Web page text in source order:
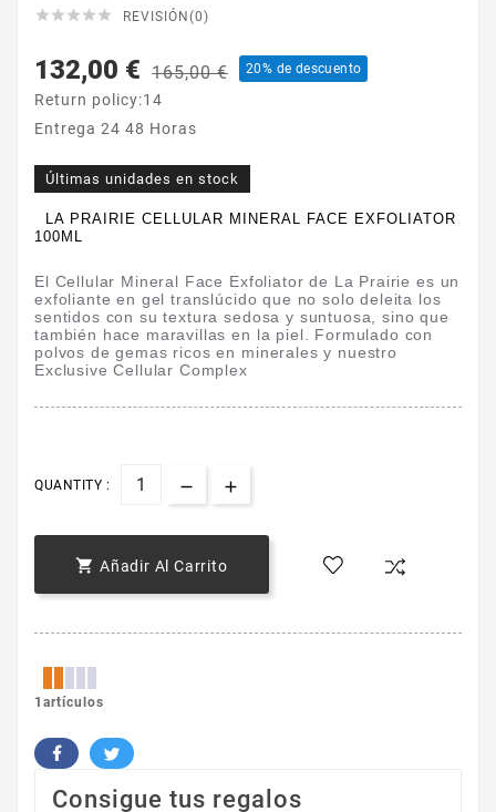
     REVISIÓN(0)
132,00 € 165,00 € 20% de descuento
Return policy:14
Entrega 24 48 Horas
Últimas unidades en stock
LA PRAIRIE CELLULAR MINERAL FACE EXFOLIATOR
100ML
El Cellular Mineral Face Exfoliator de La Prairie es un
exfoliante en gel translúcido que no solo deleita los
sentidos con su textura sedosa y suntuosa, sino que
también hace maravillas en la piel. Formulado con
polvos de gemas ricos en minerales y nuestro
Exclusive Cellular Complex
QUANTITY :
 Añadir Al Carrito
1artículos
Consigue tus regalos